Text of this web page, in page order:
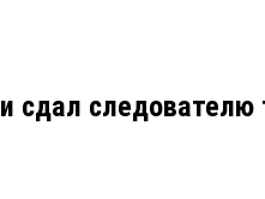
следователю